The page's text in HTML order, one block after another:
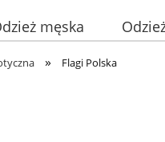
męska
Płyty z Muzyką
» Flagi Polska